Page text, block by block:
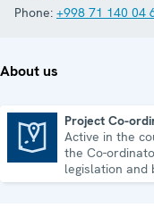
Phone: +998 71 140 04
About us
Project Co-
Active in the
the Co-
legislation and
capacity in